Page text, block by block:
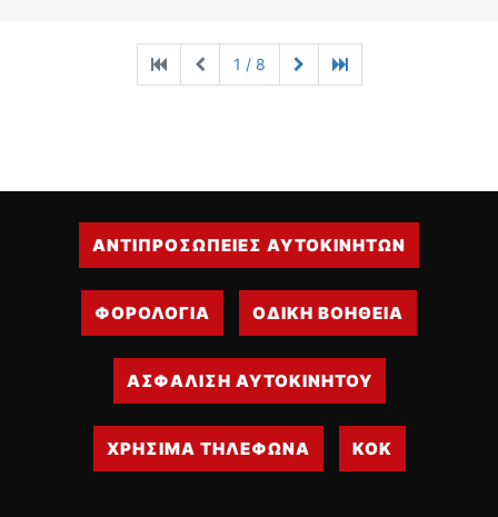
1 / 8
ΑΝΤΙΠΡΟΣΩΠΕΙΕΣ ΑΥΤΟΚΙΝΗΤΩΝ
ΦΟΡΟΛΟΓΙΑ ΟΔΙΚΗ ΒΟΗΘΕΙΑ
ΑΣΦΑΛΙΣΗ ΑΥΤΟΚΙΝΗΤΟΥ
ΧΡΗΣΙΜΑ ΤΗΛΕΦΩΝΑ ΚΟΚ